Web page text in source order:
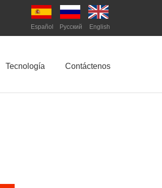
Español Pусский English
Tecnología Contáctenos